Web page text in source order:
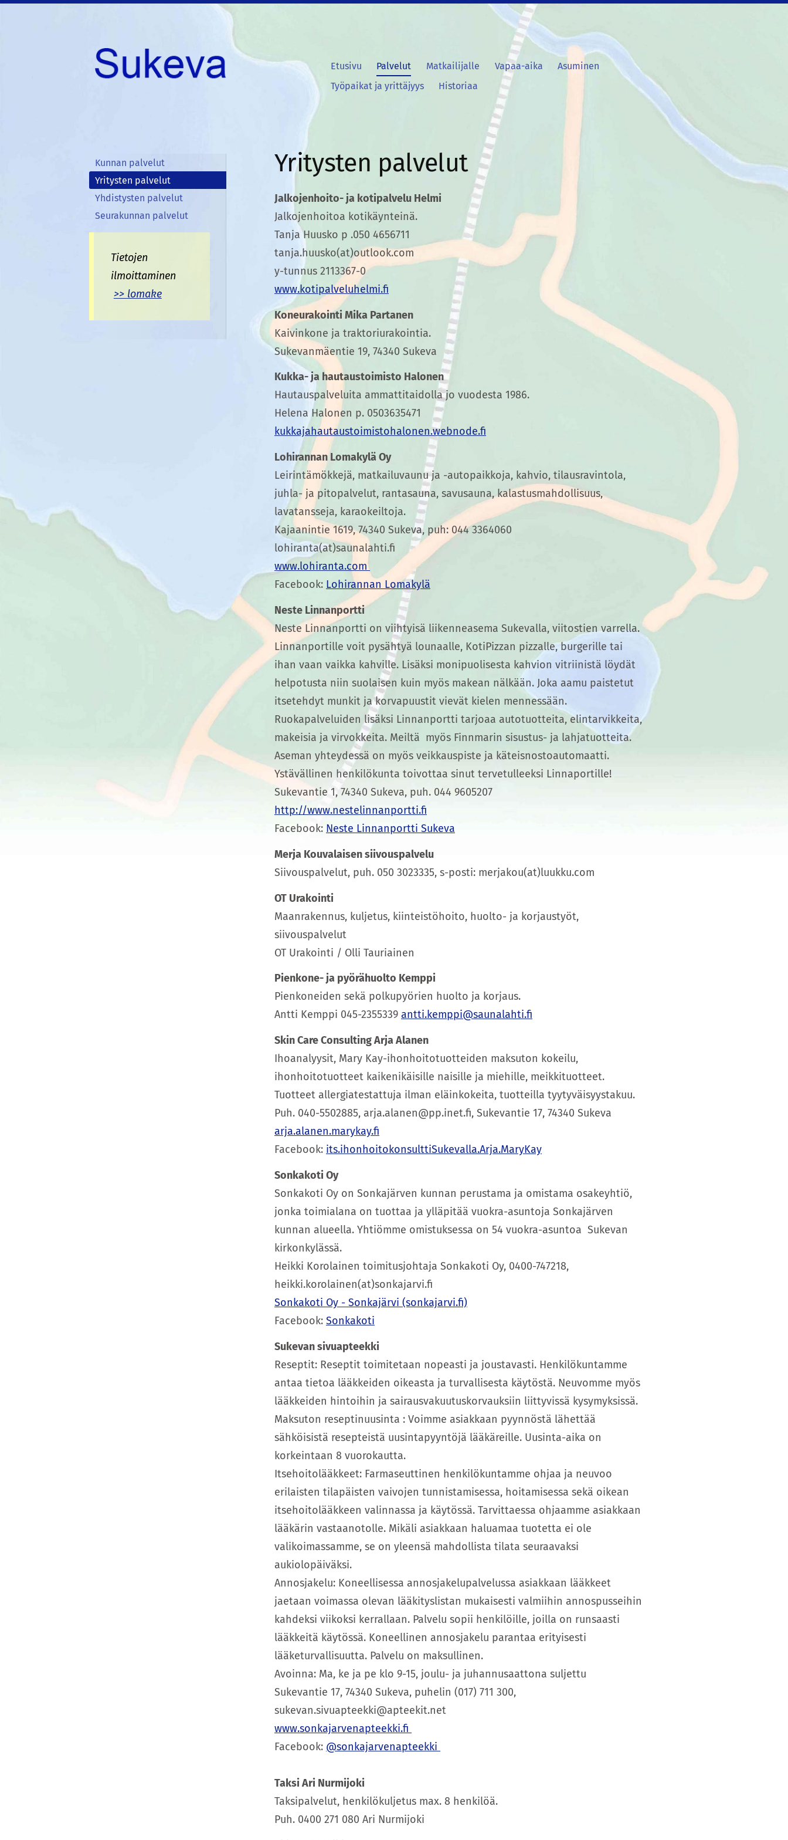
Sukeva Etusivu Palvelut Matkailijalle Vapaa-aika
Asuminen
Työpaikat ja yrittäjyys
Historiaa
Kunnan palvelut
Yritysten palvelut
Yhdistysten palvelut
Seurakunnan palvelut
Tietojen
ilmoittaminen
>> lomake
Yritysten palvelut
Jalkojenhoito- ja kotipalvelu Helmi
Jalkojenhoitoa kotikäynteinä.
Tanja Huusko p .050 4656711
tanja.huusko(at)outlook.com
y-tunnus 2113367-0
www.kotipalveluhelmi.fi
Koneurakointi Mika Partanen
Kaivinkone ja traktoriurakointia.
Sukevanmäentie 19, 74340 Sukeva
Kukka- ja hautaustoimisto Halonen
Hautauspalveluita ammattitaidolla jo vuodesta 1986.
Helena Halonen p. 0503635471
kukkajahautaustoimistohalonen.webnode.fi
Lohirannan Lomakylä Oy
Leirintämökkejä, matkailuvaunu ja -autopaikkoja, kahvio, tilausravintola,
juhla- ja pitopalvelut, rantasauna, savusauna, kalastusmahdollisuus,
lavatansseja, karaokeiltoja.
Kajaanintie 1619, 74340 Sukeva, puh: 044 3364060
lohiranta(at)saunalahti.fi
www.lohiranta.com
Facebook: Lohirannan Lomakylä
Neste Linnanportti
Neste Linnanportti on viihtyisä liikenneasema Sukevalla, viitostien varrella.
Linnanportille voit pysähtyä lounaalle, KotiPizzan pizzalle, burgerille tai
ihan vaan vaikka kahville. Lisäksi monipuolisesta kahvion vitriinistä löydät
helpotusta niin suolaisen kuin myös makean nälkään. Joka aamu paistetut
itsetehdyt munkit ja korvapuustit vievät kielen mennessään.
Ruokapalveluiden lisäksi Linnanportti tarjoaa autotuotteita, elintarvikkeita,
makeisia ja virvokkeita. Meiltä myös Finnmarin sisustus- ja lahjatuotteita.
Aseman yhteydessä on myös veikkauspiste ja käteisnostoautomaatti.
Ystävällinen henkilökunta toivottaa sinut tervetulleeksi Linnaportille!
Sukevantie 1, 74340 Sukeva, puh. 044 9605207
http://www.nestelinnanportti.fi
Facebook: Neste Linnanportti Sukeva
Merja Kouvalaisen siivouspalvelu
Siivouspalvelut, puh. 050 3023335, s-posti: merjakou(at)luukku.com
OT Urakointi
Maanrakennus, kuljetus, kiinteistöhoito, huolto- ja korjaustyöt,
siivouspalvelut
OT Urakointi / Olli Tauriainen
Pienkone- ja pyörähuolto Kemppi
Pienkoneiden sekä polkupyörien huolto ja korjaus.
Antti Kemppi 045-2355339 antti.kemppi@saunalahti.fi
Skin Care Consulting Arja Alanen
Ihoanalyysit, Mary Kay-ihonhoitotuotteiden maksuton kokeilu,
ihonhoitotuotteet kaikenikäisille naisille ja miehille, meikkituotteet.
Tuotteet allergiatestattuja ilman eläinkokeita, tuotteilla tyytyväisyystakuu.
Puh. 040-5502885, arja.alanen@pp.inet.fi, Sukevantie 17, 74340 Sukeva
arja.alanen.marykay.fi
Facebook: its.ihonhoitokonsulttiSukevalla.Arja.MaryKay
Sonkakoti Oy
Sonkakoti Oy on Sonkajärven kunnan perustama ja omistama osakeyhtiö,
jonka toimialana on tuottaa ja ylläpitää vuokra-asuntoja Sonkajärven
kunnan alueella. Yhtiömme omistuksessa on 54 vuokra-asuntoa Sukevan
kirkonkylässä.
Heikki Korolainen toimitusjohtaja Sonkakoti Oy, 0400-747218,
heikki.korolainen(at)sonkajarvi.fi
Sonkakoti Oy - Sonkajärvi (sonkajarvi.fi)
Facebook: Sonkakoti
Sukevan sivuapteekki
Reseptit: Reseptit toimitetaan nopeasti ja joustavasti. Henkilökuntamme
antaa tietoa lääkkeiden oikeasta ja turvallisesta käytöstä. Neuvomme myös
lääkkeiden hintoihin ja sairausvakuutuskorvauksiin liittyvissä kysymyksissä.
Maksuton reseptinuusinta : Voimme asiakkaan pyynnöstä lähettää
sähköisistä resepteistä uusintapyyntöjä lääkäreille. Uusinta-aika on
korkeintaan 8 vuorokautta.
Itsehoitolääkkeet: Farmaseuttinen henkilökuntamme ohjaa ja neuvoo
erilaisten tilapäisten vaivojen tunnistamisessa, hoitamisessa sekä oikean
itsehoitolääkkeen valinnassa ja käytössä. Tarvittaessa ohjaamme asiakkaan
lääkärin vastaanotolle. Mikäli asiakkaan haluamaa tuotetta ei ole
valikoimassamme, se on yleensä mahdollista tilata seuraavaksi
aukiolopäiväksi.
Annosjakelu: Koneellisessa annosjakelupalvelussa asiakkaan lääkkeet
jaetaan voimassa olevan lääkityslistan mukaisesti valmiihin annospusseihin
kahdeksi viikoksi kerrallaan. Palvelu sopii henkilöille, joilla on runsaasti
lääkkeitä käytössä. Koneellinen annosjakelu parantaa erityisesti
lääketurvallisuutta. Palvelu on maksullinen.
Avoinna: Ma, ke ja pe klo 9-15, joulu- ja juhannusaattona suljettu
Sukevantie 17, 74340 Sukeva, puhelin (017) 711 300,
sukevan.sivuapteekki@apteekit.net
www.sonkajarvenapteekki.fi
Facebook: @sonkajarvenapteekki
Taksi Ari Nurmijoki
Taksipalvelut, henkilökuljetus max. 8 henkilöä.
Puh. 0400 271 080 Ari Nurmijoki